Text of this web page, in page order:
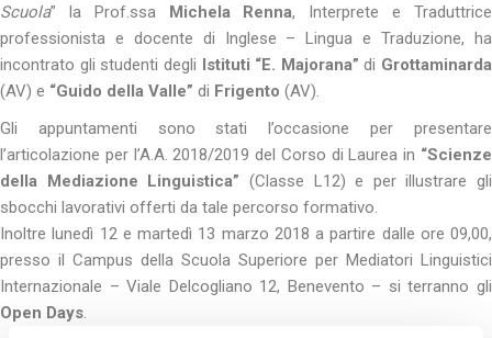
Scuola” la Prof.ssa Michela Renna, Interprete e Traduttrice
professionista e docente di Inglese – Lingua e Traduzione, ha
incontrato gli studenti degli Istituti “E. Majorana” di Grottaminarda
(AV) e “Guido della Valle” di Frigento (AV).
Gli appuntamenti sono stati l’occasione per presentare
l’articolazione per l’A.A. 2018/2019 del Corso di Laurea in “Scienze
della Mediazione Linguistica” (Classe L12) e per illustrare gli
sbocchi lavorativi offerti da tale percorso formativo.
Inoltre lunedì 12 e martedì 13 marzo 2018 a partire dalle ore 09,00,
presso il Campus della Scuola Superiore per Mediatori Linguistici
Internazionale – Viale Delcogliano 12, Benevento – si terranno gli
Open Days.